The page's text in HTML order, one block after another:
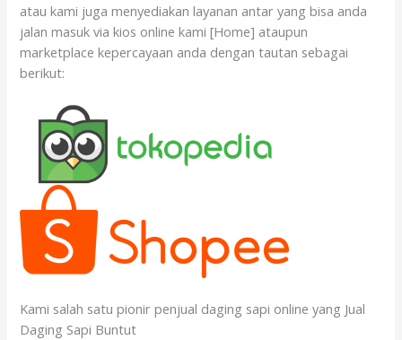
atau kami juga menyediakan layanan antar yang bisa anda
jalan masuk via kios online kami [Home] ataupun
marketplace kepercayaan anda dengan tautan sebagai
berikut:
Kami salah satu pionir penjual daging sapi online yang Jual
Daging Sapi Buntut